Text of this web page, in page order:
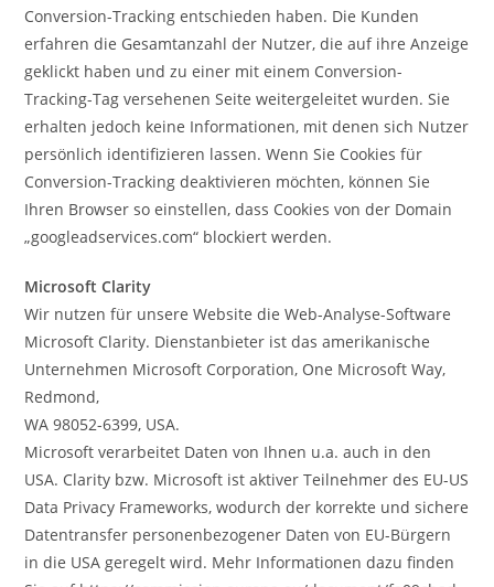
Conversion-Tracking entschieden haben. Die Kunden
erfahren die Gesamtanzahl der Nutzer, die auf ihre Anzeige
geklickt haben und zu einer mit einem Conversion-
Tracking-Tag versehenen Seite weitergeleitet wurden. Sie
erhalten jedoch keine Informationen, mit denen sich Nutzer
persönlich identifizieren lassen. Wenn Sie Cookies für
Conversion-Tracking deaktivieren möchten, können Sie
Ihren Browser so einstellen, dass Cookies von der Domain
„googleadservices.com“ blockiert werden.
Microsoft Clarity
Wir nutzen für unsere Website die Web-Analyse-Software
Microsoft Clarity. Dienstanbieter ist das amerikanische
Unternehmen Microsoft Corporation, One Microsoft Way,
Redmond,
WA 98052-6399, USA.
Microsoft verarbeitet Daten von Ihnen u.a. auch in den
USA. Clarity bzw. Microsoft ist aktiver Teilnehmer des EU-US
Data Privacy Frameworks, wodurch der korrekte und sichere
Datentransfer personenbezogener Daten von EU-Bürgern
in die USA geregelt wird. Mehr Informationen dazu finden